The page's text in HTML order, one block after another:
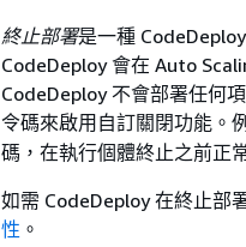
終止部署是一種
CodeDeploy 會在 Auto
CodeDeploy 不會部署任何
令碼來啟用自訂關閉功能。
碼，在執行個體終止之前正
如需 CodeDeploy 在終止部
性 。